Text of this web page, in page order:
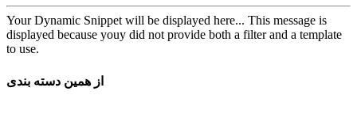
Your Dynamic Snippet will be displayed here... This message is
displayed because youy did not provide both a filter and a template
to use.
از همین دسته بندی